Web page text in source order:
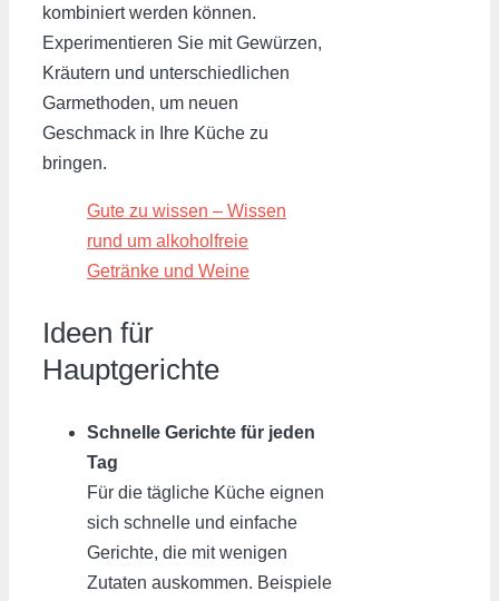
kombiniert werden können.
Experimentieren Sie mit Gewürzen,
Kräutern und unterschiedlichen
Garmethoden, um neuen
Geschmack in Ihre Küche zu
bringen.
Gute zu wissen – Wissen
rund um alkoholfreie
Getränke und Weine
Ideen für
Hauptgerichte
Schnelle Gerichte für jeden
Tag
Für die tägliche Küche eignen
sich schnelle und einfache
Gerichte, die mit wenigen
Zutaten auskommen. Beispiele